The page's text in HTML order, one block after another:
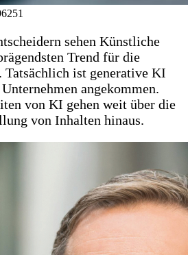
sehen Künstliche
Trend für die
Tatsächlich ist generative KI
angekommen.
von KI gehen weit über die
von Inhalten hinaus.